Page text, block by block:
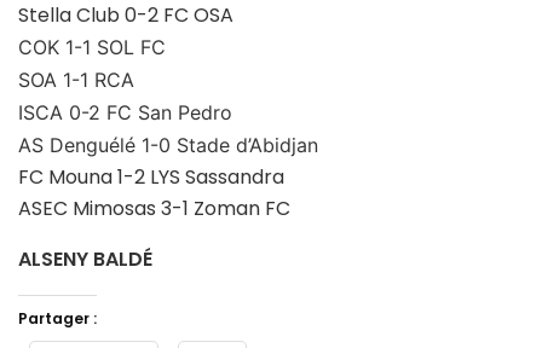
Stella Club 0-2 FC OSA
COK 1-1 SOL FC
SOA 1-1 RCA
ISCA 0-2 FC San Pedro
AS Denguélé 1-0 Stade d’Abidjan
FC Mouna 1-2 LYS Sassandra
ASEC Mimosas 3-1 Zoman FC
ALSENY BALDÉ
Partager :